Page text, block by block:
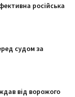
російська
судом за
від ворожого